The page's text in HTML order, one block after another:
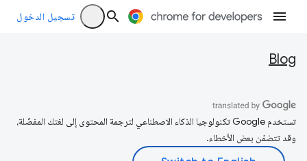
تسجيل الدخول
Blog
تستخدم Google تكنولوجيا الذكاء الاصطناعي لترجمة المحتوى إلى لغتك المفضّلة،
وقد تتضمّن بعض الأخطاء.